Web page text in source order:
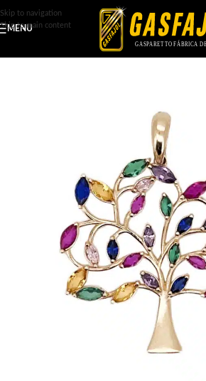
Skip to navigation
Skip to main content
MENU